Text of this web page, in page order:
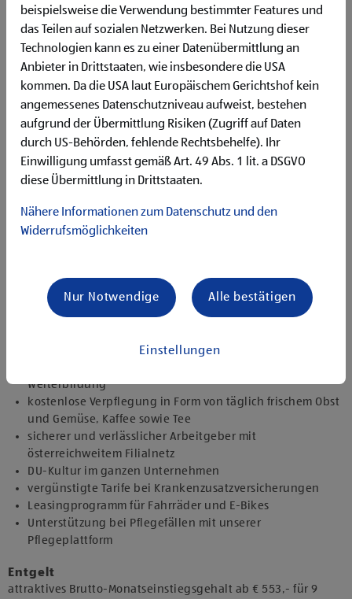
Qualifikationen, die ich mitbringe
Begeisterung im Handel zu arbeiten und den
Unternehmenserfolg mitzugestalten
Miteinander
Bereitschaft zu körperlich anspruchsvollen Tätigkeiten
freundlich im Umgang mit Kund:innen für eine
angenehme Einkaufsatmosphäre
zuverlässige und organisierte Arbeitsweise zur
gewissenhaften Erledigung der Aufgaben
Angebote, die mich überzeugen
vielseitiges Tätigkeitsfeld
umfangreiche Einarbeitung und individuelles
Onboarding
Weiterbildung
kostenlose Verpflegung in Form von täglich frischem Obst
und Gemüse, Kaffee sowie Tee
sicherer und verlässlicher Arbeitgeber mit
österreichweitem Filialnetz
DU-Kultur im ganzen Unternehmen
vergünstigte Tarife bei Krankenzusatzversicherungen
Leasingprogramm für Fahrräder und E-Bikes
Unterstützung bei Pflegefällen mit unserer
Pflegeplattform
Entgelt
attraktives Brutto-Monatseinstiegsgehalt ab € 553,- für 9
beispielsweise die Verwendung bestimmter Features und
das Teilen auf sozialen Netzwerken. Bei Nutzung dieser
Technologien kann es zu einer Datenübermittlung an
Anbieter in Drittstaaten, wie insbesondere die USA
kommen. Da die USA laut Europäischem Gerichtshof kein
angemessenes Datenschutzniveau aufweist, bestehen
aufgrund der Übermittlung Risiken (Zugriff auf Daten
durch US-Behörden, fehlende Rechtsbehelfe). Ihr
Einwilligung umfasst gemäß Art. 49 Abs. 1 lit. a DSGVO
diese Übermittlung in Drittstaaten.
Nähere Informationen zum Datenschutz und den
Widerrufsmöglichkeiten
Einstellungen
Nur Notwendige Alle bestätigen